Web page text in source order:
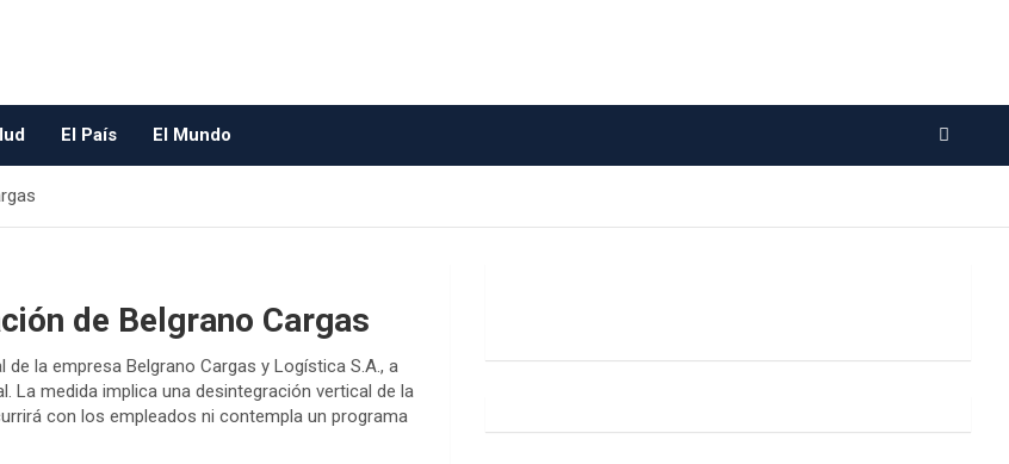
El País El Mundo
de Belgrano Cargas
la empresa Belgrano Cargas y Logística S.A., a
La medida implica una desintegración vertical de la
con los empleados ni contempla un programa